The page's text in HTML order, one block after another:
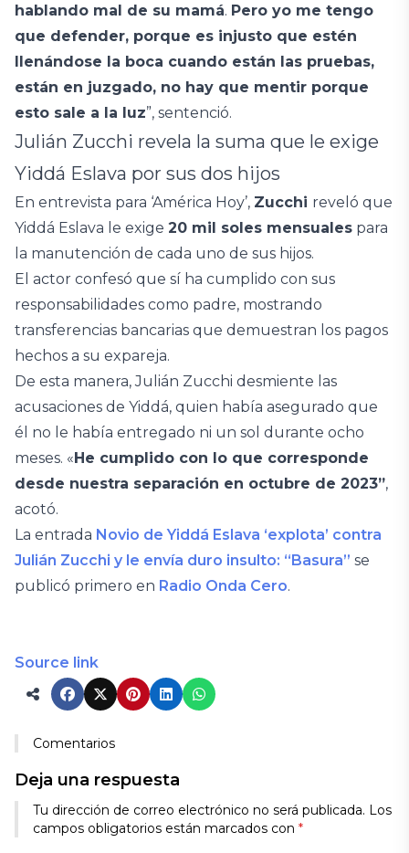
hablando mal de su mamá. Pero yo me tengo
que defender, porque es injusto que estén
llenándose la boca cuando están las pruebas,
están en juzgado, no hay que mentir porque
esto sale a la luz”, sentenció.
Julián Zucchi revela la suma que le exige
Yiddá Eslava por sus dos hijos
En entrevista para ‘América Hoy’, Zucchi reveló que
Yiddá Eslava le exige 20 mil soles mensuales para
la manutención de cada uno de sus hijos.
El actor confesó que sí ha cumplido con sus
responsabilidades como padre, mostrando
transferencias bancarias que demuestran los pagos
hechos a su expareja.
De esta manera, Julián Zucchi desmiente las
acusaciones de Yiddá, quien había asegurado que
él no le había entregado ni un sol durante ocho
meses. «He cumplido con lo que corresponde
desde nuestra separación en octubre de 2023”,
acotó.
La entrada Novio de Yiddá Eslava ‘explota’ contra
Julián Zucchi y le envía duro insulto: “Basura” se
publicó primero en Radio Onda Cero.
Source link
Comentarios
Deja una respuesta
Tu dirección de correo electrónico no será publicada. Los
campos obligatorios están marcados con *